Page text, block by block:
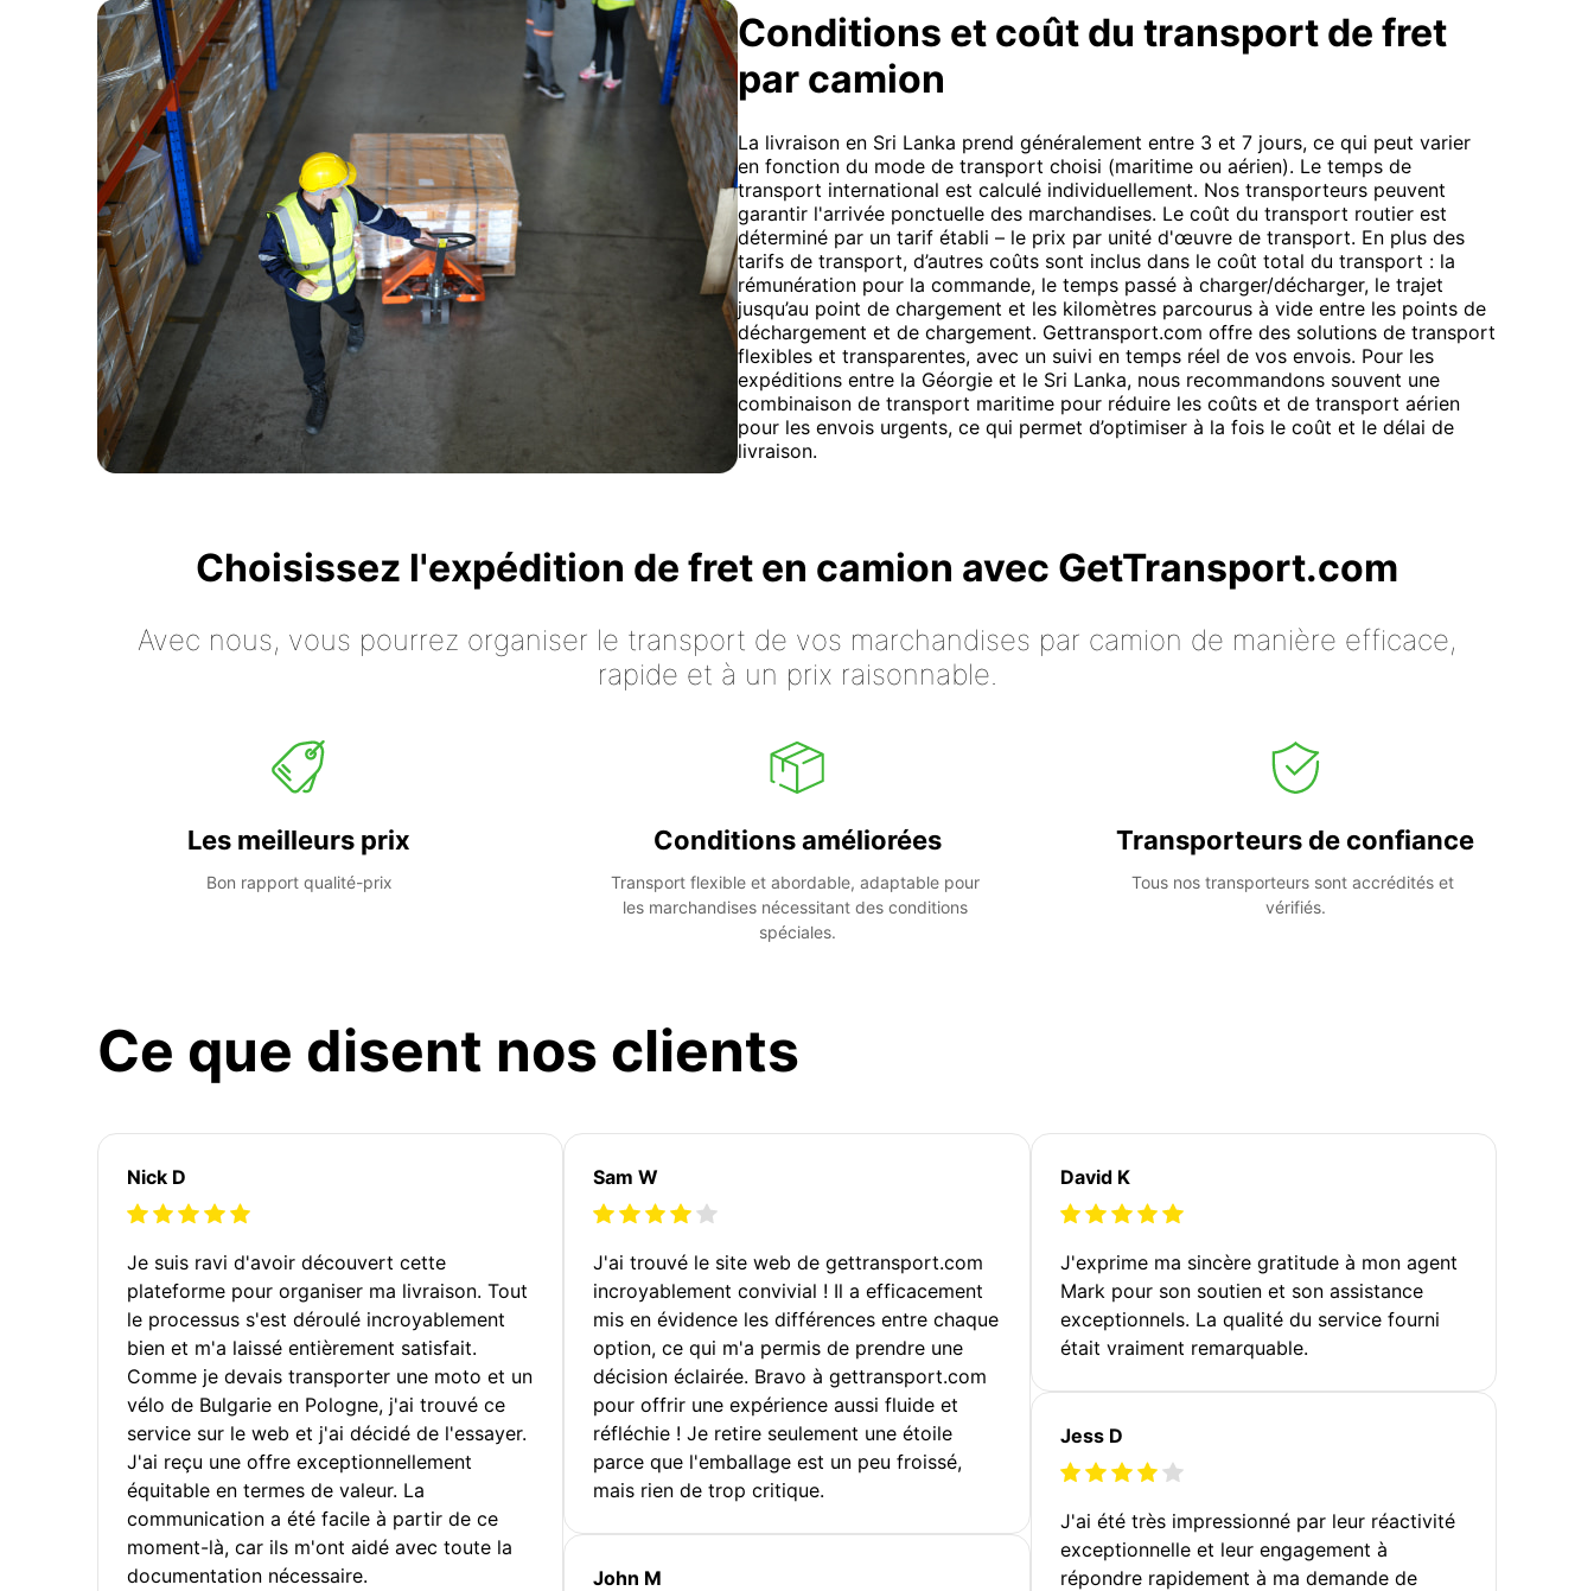
Conditions et coût du transport de fret
par camion
La livraison en Sri Lanka prend généralement entre 3 et 7 jours, ce qui peut varier
en fonction du mode de transport choisi (maritime ou aérien). Le temps de
transport international est calculé individuellement. Nos transporteurs peuvent
garantir l'arrivée ponctuelle des marchandises. Le coût du transport routier est
déterminé par un tarif établi – le prix par unité d'œuvre de transport. En plus des
tarifs de transport, d’autres coûts sont inclus dans le coût total du transport : la
rémunération pour la commande, le temps passé à charger/décharger, le trajet
jusqu’au point de chargement et les kilomètres parcourus à vide entre les points de
déchargement et de chargement. Gettransport.com offre des solutions de transport
flexibles et transparentes, avec un suivi en temps réel de vos envois. Pour les
expéditions entre la Géorgie et le Sri Lanka, nous recommandons souvent une
combinaison de transport maritime pour réduire les coûts et de transport aérien
pour les envois urgents, ce qui permet d’optimiser à la fois le coût et le délai de
livraison.
Choisissez l'expédition de fret en camion avec GetTransport.com
Avec nous, vous pourrez organiser le transport de vos marchandises par camion de manière efficace,
rapide et à un prix raisonnable.
Les meilleurs prix
Bon rapport qualité-prix
Conditions améliorées
Transport flexible et abordable, adaptable pour
les marchandises nécessitant des conditions
spéciales.
Transporteurs de confiance
Tous nos transporteurs sont accrédités et
vérifiés.
Ce que disent nos clients
Nick D
Je suis ravi d'avoir découvert cette
plateforme pour organiser ma livraison. Tout
le processus s'est déroulé incroyablement
bien et m'a laissé entièrement satisfait.
Comme je devais transporter une moto et un
vélo de Bulgarie en Pologne, j'ai trouvé ce
service sur le web et j'ai décidé de l'essayer.
J'ai reçu une offre exceptionnellement
équitable en termes de valeur. La
communication a été facile à partir de ce
moment-là, car ils m'ont aidé avec toute la
documentation nécessaire.
Sam W
J'ai trouvé le site web de gettransport.com
incroyablement convivial ! Il a efficacement
mis en évidence les différences entre chaque
option, ce qui m'a permis de prendre une
décision éclairée. Bravo à gettransport.com
pour offrir une expérience aussi fluide et
réfléchie ! Je retire seulement une étoile
parce que l'emballage est un peu froissé,
mais rien de trop critique.
John M
David K
J'exprime ma sincère gratitude à mon agent
Mark pour son soutien et son assistance
exceptionnels. La qualité du service fourni
était vraiment remarquable.
Jess D
J'ai été très impressionné par leur réactivité
exceptionnelle et leur engagement à
répondre rapidement à ma demande de